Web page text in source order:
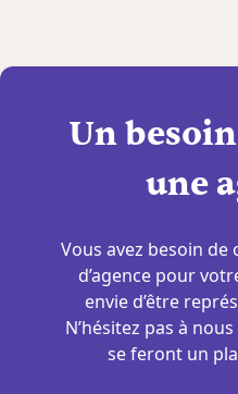
Un
une
Vous avez besoin
d’agence pour
envie d’être
N’hésitez pas à
se feront un